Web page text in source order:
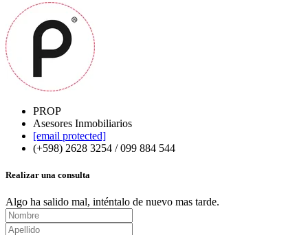
PROP
Asesores Inmobiliarios
[email protected]
(+598) 2628 3254 / 099 884 544
Realizar una consulta
Algo ha salido mal, inténtalo de nuevo mas tarde.